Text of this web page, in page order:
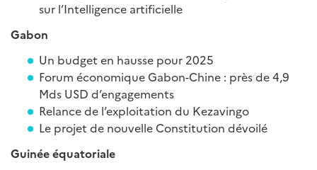
sur l’Intelligence artificielle
Gabon
Un budget en hausse pour 2025
Forum économique Gabon-Chine : près de 4,9
Mds USD d’engagements
Relance de l’exploitation du Kezavingo
Le projet de nouvelle Constitution dévoilé
Guinée équatoriale